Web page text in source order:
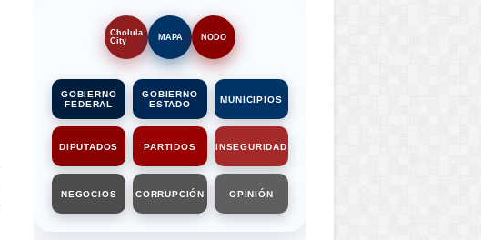
Cholula
City
MAPA NODO
GOBIERNO
FEDERAL
GOBIERNO
ESTADO
MUNICIPIOS
DIPUTADOS PARTIDOS INSEGURIDAD
NEGOCIOS CORRUPCIÓN OPINIÓN